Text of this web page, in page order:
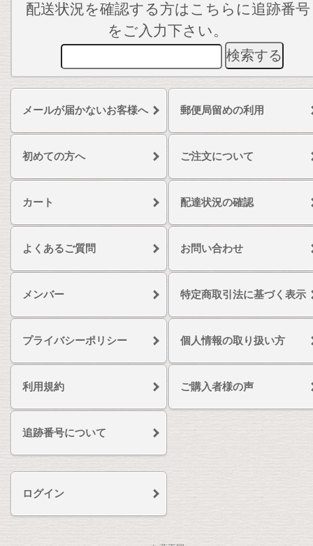
配送状況を確認する方はこちらに追跡番号
をご入力下さい。
メールが届かないお客様へ 郵便局留めの利用
初めての方へ ご注文について
カート 配達状況の確認
よくあるご質問 お問い合わせ
メンバー 特定商取引法に基づく表示
プライバシーポリシー 個人情報の取り扱い方
利用規約 ご購入者様の声
追跡番号について
ログイン